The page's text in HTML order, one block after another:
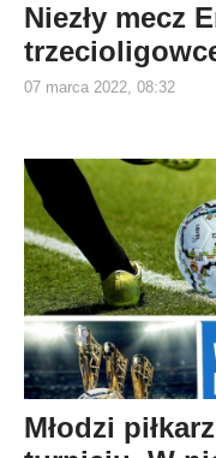
Niezły mecz
07 marca 2022, 08:32
Młodzi